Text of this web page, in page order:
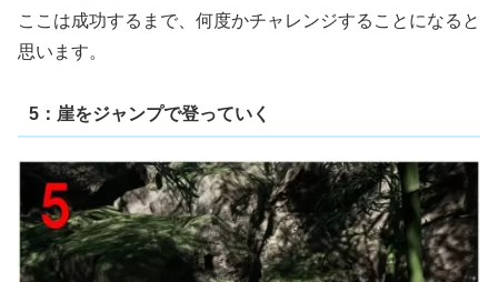
ここは成功するまで、何度かチャレンジすることになると
思います。
5：崖をジャンプで登っていく